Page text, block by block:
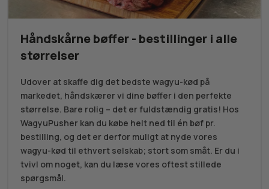
Håndskårne bøffer - bestillinger i alle
størrelser
Udover at skaffe dig det bedste wagyu-kød på
markedet, håndskærer vi dine bøffer i den perfekte
størrelse. Bare rolig – det er fuldstændig gratis! Hos
WagyuPusher kan du købe helt ned til én bøf pr.
bestilling, og det er derfor muligt at nyde vores
wagyu-kød til ethvert selskab; stort som småt. Er du i
tvivl om noget, kan du læse vores oftest stillede
spørgsmål.